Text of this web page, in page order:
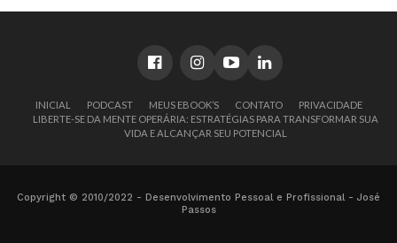
INICIAL PODCAST MEUS EBOOK’S CONTATO
PRIVACIDADE
LIBERTE-SE DA MENTE OPERÁRIA: ESTRATÉGIAS PARA TRANSFORMAR SUA
VIDA E ALCANÇAR SEU POTENCIAL
Copyright © 2010/2022 - Desenvolvimento Pessoal e Profissional - José
Passos